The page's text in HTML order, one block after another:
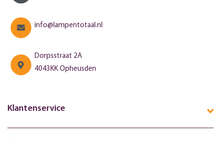
info@lampentotaal.nl
Dorpsstraat 2A
4043KK Opheusden
Klantenservice